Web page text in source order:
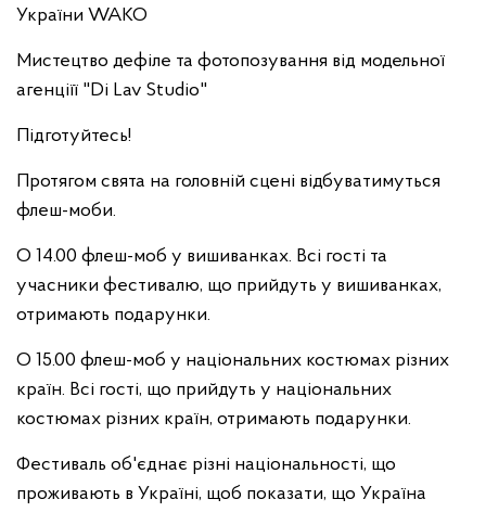
України WAKO
Мистецтво дефіле та фотопозування від модельної
агенціїї "Di Lav Studio"
Підготуйтесь!
Протягом свята на головній сцені відбуватимуться
флеш-моби.
О 14.00 флеш-моб у вишиванках. Всі гості та
учасники фестивалю, що прийдуть у вишиванках,
отримають подарунки.
О 15.00 флеш-моб у національних костюмах різних
країн. Всі гості, що прийдуть у національних
костюмах різних країн, отримають подарунки.
Фестиваль об'єднає різні національності, що
проживають в Україні, щоб показати, що Україна